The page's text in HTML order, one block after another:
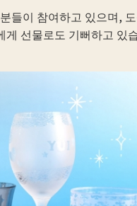
들이 참여하고 있으며,
선물로도 기뻐하고 있